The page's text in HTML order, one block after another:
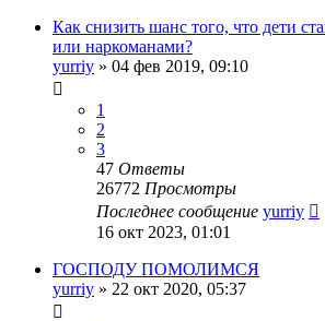
Как снизить шанс того, что дети
или наркоманами?
yurriy » 04 фев 2019, 09:10
1
2
3
47 Ответы
26772 Просмотры
Последнее сообщение yurriy
16 окт 2023, 01:01
ГОСПОДУ ПОМОЛИМСЯ
yurriy » 22 окт 2020, 05:37